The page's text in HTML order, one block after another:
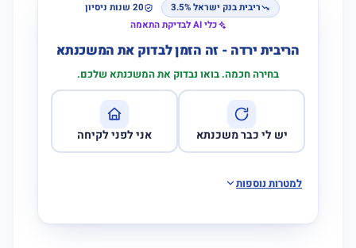
ריבית בנק ישראל 3.5%
20 שנות ניסיון
כלי AI לבדיקת התאמה
הריבית ירדה - זה הזמן לבדוק את המשכנתא
בחירה חכמה. בואו נבדוק את המשכנתא שלכם.
יש לי כבר משכנתא אני לפני לקיחה
למטרות נוספות